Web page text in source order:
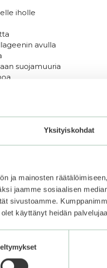
Yksityiskohdat
ja mainosten
jaamme sosiaalisen
sivustoamme.
käyttänyt heidän
iholle
avulla
suojamuuria
väsyneelle,
testattu. Hajusteeton.
ja seerumin
aurinkosuojalla.